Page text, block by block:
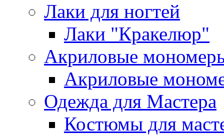
Лаки для ногтей
Лаки "Кракелюр"
Акриловые
Акриловые
Одежда для Мастера
Костюмы для